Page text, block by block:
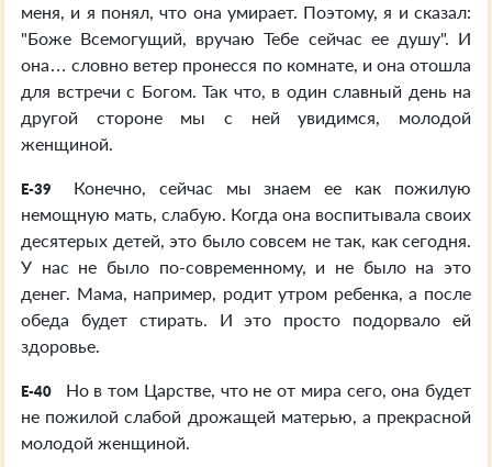
меня, и я понял, что она умирает. Поэтому, я и сказал:
"Боже Всемогущий, вручаю Тебе сейчас ее душу". И
она… словно ветер пронесся по комнате, и она отошла
для встречи с Богом. Так что, в один славный день на
другой стороне мы с ней увидимся, молодой
женщиной.
E-39
Конечно, сейчас мы знаем ее как пожилую
немощную мать, слабую. Когда она воспитывала своих
десятерых детей, это было совсем не так, как сегодня.
У нас не было по-современному, и не было на это
денег. Мама, например, родит утром ребенка, а после
обеда будет стирать. И это просто подорвало ей
здоровье.
E-40
Но в том Царстве, что не от мира сего, она будет
не пожилой слабой дрожащей матерью, а прекрасной
молодой женщиной.